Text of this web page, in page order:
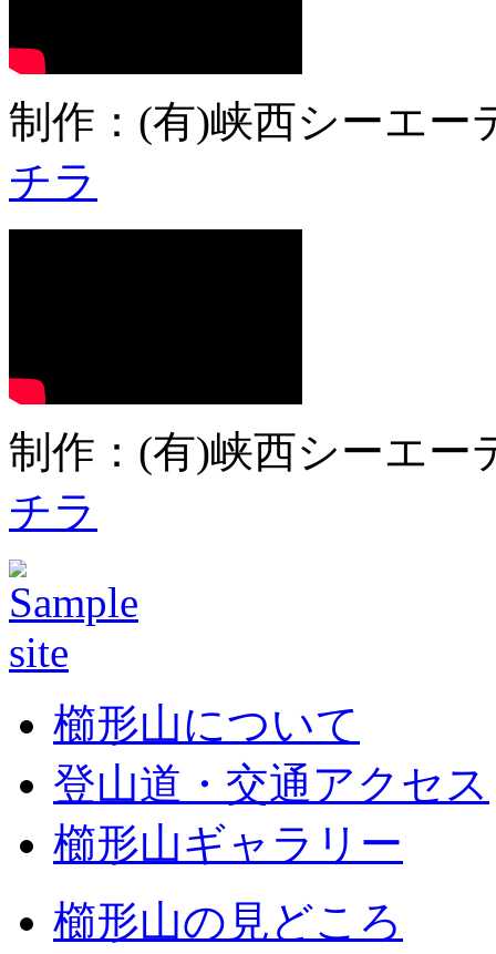
制作：(有)峡西シーエ
チラ
制作：(有)峡西シーエ
チラ
櫛形山について
登山道・交通アクセス
櫛形山ギャラリー
櫛形山の見どころ